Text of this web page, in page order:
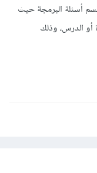
أسئلة البرمجة حيث
أو الدرس، وذلك